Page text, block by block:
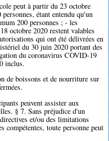
peut à partir du 23 octobre
étant entendu qu'un
200 personnes ; - les
octobre 2020 restent valables
qui ont été délivrées en
du 30 juin 2020 portant des
du coronavirus COVID-19
inclus.
de boissons et de nourriture sur
peuvent assister aux
§ 7. Sans préjudice d'un
et/ou des limitations
compétentes, toute personne peut